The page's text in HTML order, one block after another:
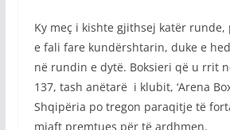
Ky meç i kishte gjithsej katër
e fali fare kundërshtarin, duke e
në rundin e dytë. Boksieri që u rrit
137, tash anëtarë i klubit, ‘Arena
Shqipëria po tregon paraqitje të
mjaft premtues për të ardhmen.